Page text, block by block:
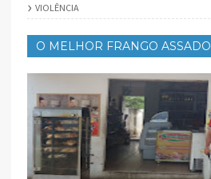
VIOLÊNCIA
O MELHOR FRANGO ASSADO